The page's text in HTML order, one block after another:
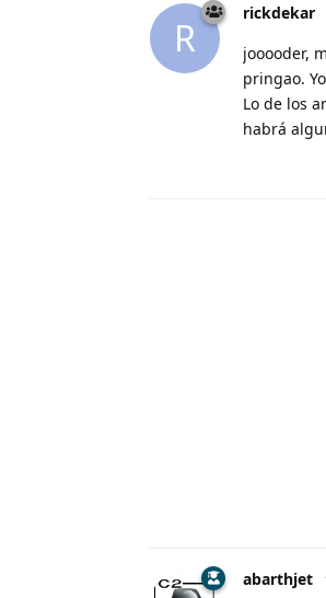
R
rickdekar
jooooder,
pringao.
Lo de los
habrá
abarthjet